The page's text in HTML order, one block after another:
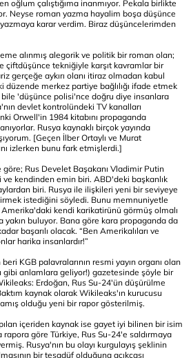
oğlum çalıştığıma inanmıyor. Pekala birlikte
Neyse roman yazma hayalim boşa düşünce
karar verdim. Biraz düşüncelerimden
alınmış alegorik ve politik bir roman olan;
çiftdüşünce tekniğiyle karşıt kavramlar bir
gerçeğe aykırı olanı itiraz olmadan kabul
merkez partiye bağlılığı ifade etmek
bile 'düşünce polisi'nce doğru diye insanlara
devlet kontrolündeki TV kanalları
Orwell'in 1984 kitabını propaganda
Rusya kaynaklı birçok yayında
[Geçen İlber Ortaylı ve Murat
izlerken bunu fark etmişlerdi.]
Rus Develet Başakanı Vladimir Putin
ve kendinden emin biri. ABD'deki başkanlık
biri. Rusya ile ilişkileri yeni bir seviyeye
istediğini söyledi. Bunu memnuniyetle
Amerika'daki kendi karikatirünü görmüş olmalı
buluyor. Bana göre kara propaganda da
başarılı olacak. “Ben Amerikalıları ve
harika insanlardır!”
KGB palavralarının resmi yayın organı olan
gibi anlamlara geliyor!) gazetesinde şöyle bir
Erdoğan, Rus Su-24'ün düşürülme
kaynak olarak Wikileaks'ın kurucusu
olduğu yeni bir rapor gösterilmiş.
içeriden kaynak ise gayet iyi bilinen bir isim
göre Türkiye, Rus Su-24'e saldırmaya
Rusya'nın bu olayı kurgulayış şeklinin
bir tesadüf olduğuna açıkçası